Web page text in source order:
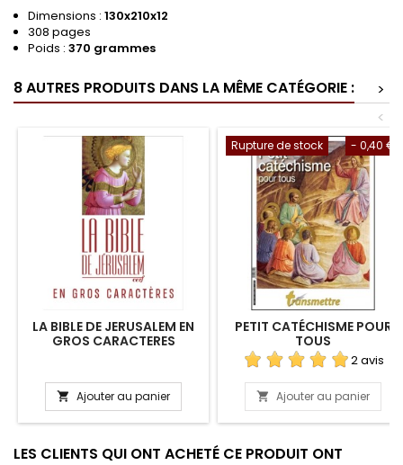
Dimensions : 130x210x12
308 pages
Poids : 370 grammes
8 AUTRES PRODUITS DANS LA MÊME CATÉGORIE :
>
<
LA BIBLE DE JERUSALEM EN
GROS CARACTERES
 Ajouter au panier
- 0,40 €
Rupture de stock
PETIT CATÉCHISME POUR
TOUS
2 avis
 Ajouter au panier
LES CLIENTS QUI ONT ACHETÉ CE PRODUIT ONT